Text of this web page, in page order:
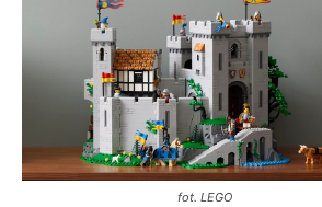
fot. LEGO